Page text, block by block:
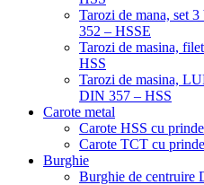
Tarozi de mana, set
352 – HSSE
Tarozi de masina,
HSS
Tarozi de masina,
DIN 357 – HSS
Carote metal
Carote HSS cu
Carote TCT cu
Burghie
Burghie de centruire